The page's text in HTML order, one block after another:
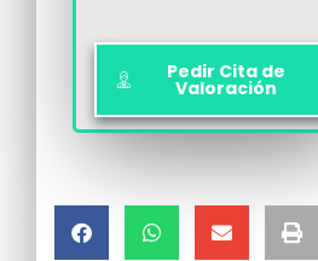
Pedir Cita de
Valoración